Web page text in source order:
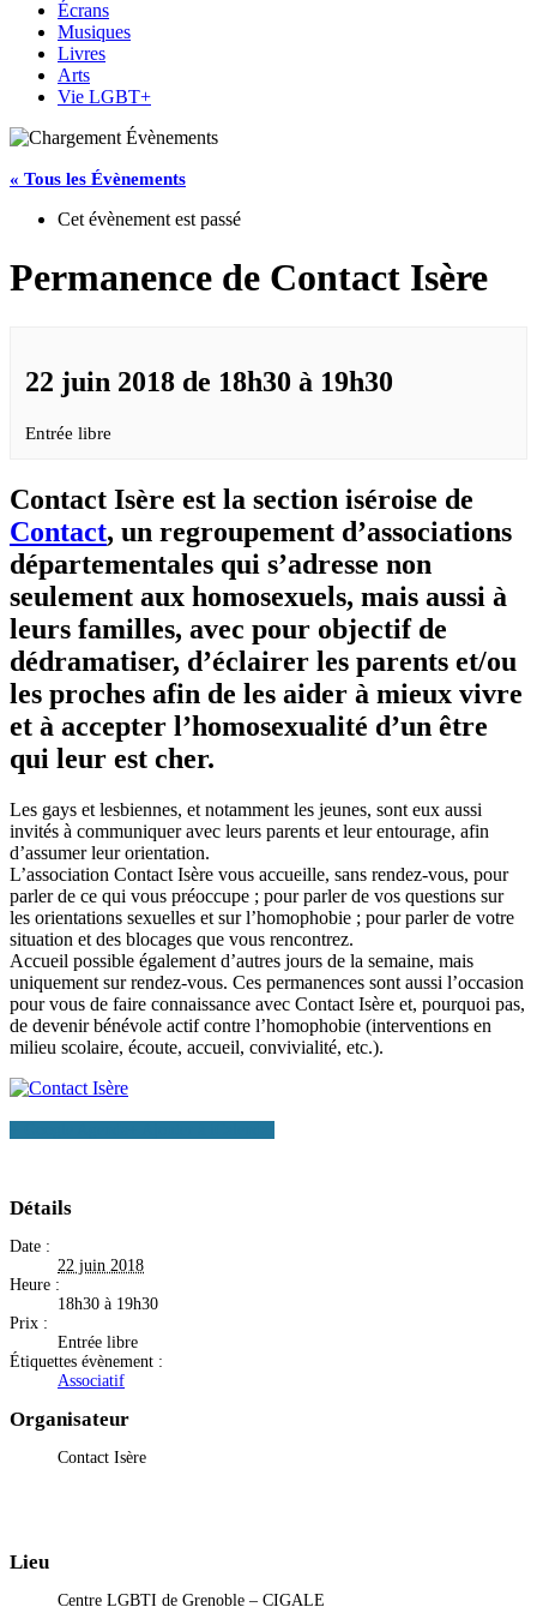
Écrans
Musiques
Livres
Arts
Vie LGBT+
« Tous les Évènements
Cet évènement est passé
Permanence de Contact Isère
22 juin 2018 de 18h30 à 19h30
Entrée libre
Contact Isère est la section iséroise de
Contact, un regroupement d’associations
départementales qui s’adresse non
seulement aux homosexuels, mais aussi à
leurs familles, avec pour objectif de
dédramatiser, d’éclairer les parents et/ou
les proches afin de les aider à mieux vivre
et à accepter l’homosexualité d’un être
qui leur est cher.
Les gays et lesbiennes, et notamment les jeunes, sont eux aussi
invités à communiquer avec leurs parents et leur entourage, afin
d’assumer leur orientation.
L’association Contact Isère vous accueille, sans rendez-vous, pour
parler de ce qui vous préoccupe ; pour parler de vos questions sur
les orientations sexuelles et sur l’homophobie ; pour parler de votre
situation et des blocages que vous rencontrez.
Accueil possible également d’autres jours de la semaine, mais
uniquement sur rendez-vous. Ces permanences sont aussi l’occasion
pour vous de faire connaissance avec Contact Isère et, pourquoi pas,
de devenir bénévole actif contre l’homophobie (interventions en
milieu scolaire, écoute, accueil, convivialité, etc.).
Détails
Date :
22 juin 2018
Heure :
18h30 à 19h30
Prix :
Entrée libre
Étiquettes évènement :
Associatif
Organisateur
Contact Isère
Lieu
Centre LGBTI de Grenoble – CIGALE